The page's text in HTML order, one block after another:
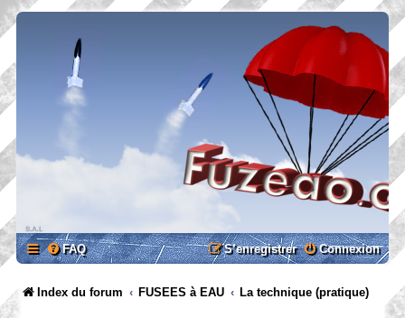
FAQ Connexion
S’enregistrer
Index du forum FUSEES à EAU La technique (pratique)